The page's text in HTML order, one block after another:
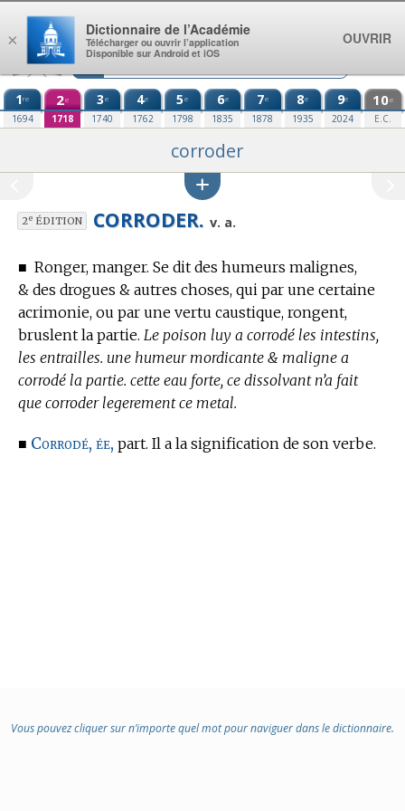
Aller au contenu
1re
1694
2e
1718
3e
1740
4e
1762
5e
1798
6e
1835
7e
1878
8e
1935
9e
2024
10e
E.C.
corroder
2eÉDITION CORRODER. v. a.
■ Ronger, manger. Se dit des humeurs malignes,
& des drogues & autres choses, qui par une certaine
acrimonie, ou par une vertu caustique, rongent,
bruslent la partie. Le poison luy a corrodé les intestins,
les entrailles. une humeur mordicante & maligne a
corrodé la partie. cette eau forte, ce dissolvant n’a fait
que corroder legerement ce metal.
■ Corrodé, ée, part. Il a la signification de son verbe.
Vous pouvez cliquer sur n’importe quel mot pour naviguer dans le dictionnaire.
×
Dictionnaire de l’Académie
Télécharger ou ouvrir l’application
Disponible sur Android et iOS
OUVRIR